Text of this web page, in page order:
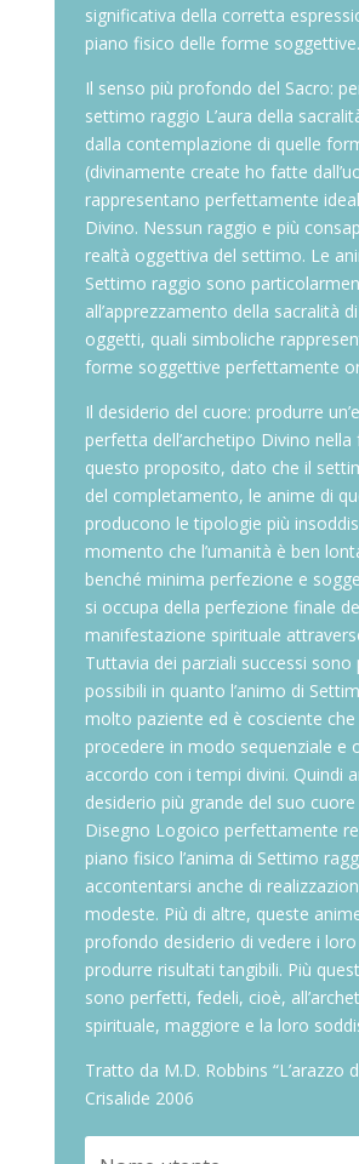
significativa della corretta
piano fisico delle forme soggettive.
Il senso più profondo del Sacro:
settimo raggio L’aura della
dalla contemplazione di quelle
(divinamente create ho fatte
rappresentano perfettamente
Divino. Nessun raggio e più
realtà oggettiva del settimo. Le
Settimo raggio sono
all’apprezzamento della sacralità
oggetti, quali simboliche
forme soggettive perfettamente
Il desiderio del cuore: produrre
perfetta dell’archetipo Divino nella
questo proposito, dato che il
del completamento, le anime di
producono le tipologie più
momento che l’umanità è ben
benché minima perfezione e
si occupa della perfezione finale
manifestazione spirituale
Tuttavia dei parziali successi sono
possibili in quanto l’animo di
molto paziente ed è cosciente
procedere in modo sequenziale e
accordo con i tempi divini. Quindi
desiderio più grande del suo
Disegno Logoico perfettamente
piano fisico l’anima di Settimo
accontentarsi anche di
modeste. Più di altre, queste
profondo desiderio di vedere i
produrre risultati tangibili. Più
sono perfetti, fedeli, cioè,
spirituale, maggiore e la loro
Tratto da M.D. Robbins “L’arazzo
Crisalide 2006